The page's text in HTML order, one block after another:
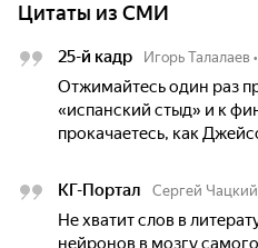
Цитаты из СМИ
25-й кадр Игорь Талалаев •
Отжимайтесь один раз
«испанский стыд» и к
прокачаетесь, как
КГ-Портал Сергей Чацкий
Не хватит слов в
нейронов в мозгу